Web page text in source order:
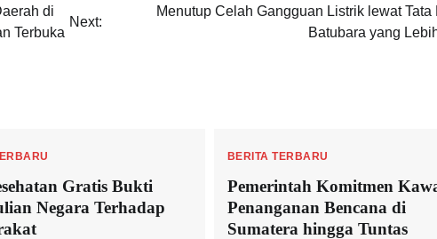
di
Terbuka
Next:
Menutup Celah Gangguan Listrik lewat Tata
Batubara yang
Gratis Bukti
Negara Terhadap
BERITA TERBARU
Pemerintah Komitmen
Penanganan Bencana di
Sumatera hingga Tuntas